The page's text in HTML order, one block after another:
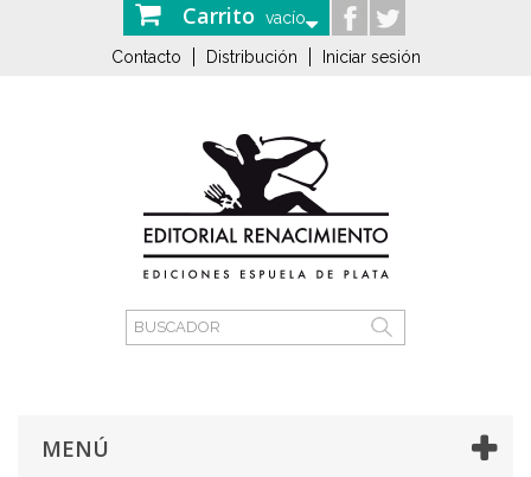
Carrito vacío
Contacto Distribución Iniciar sesión
MENÚ